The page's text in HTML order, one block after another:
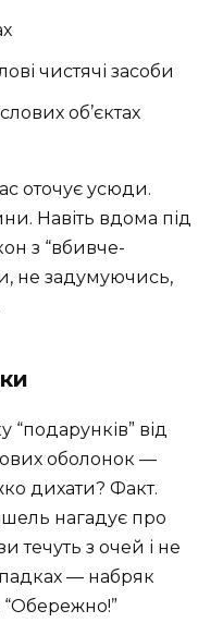
чистячі засоби
об’єктах
оточує усюди.
Навіть вдома під
з “вбивче-
не задумуючись,
від
оболонок —
дихати? Факт.
нагадує про
течуть з очей і не
— набряк
“Обережно!”